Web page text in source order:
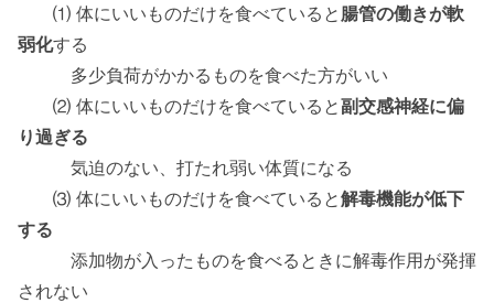
⑴ 体にいいものだけを食べていると 腸管の働きが軟
弱化する
多少負荷がかかるものを食べた方がいい
⑵ 体にいいものだけを食べていると副交感神経に偏
り過ぎる
気迫のない、打たれ弱い体質になる
⑶ 体にいいものだけを食べていると解毒機能が低下
する
添加物が入ったものを食べるときに解毒作用が発揮
されない